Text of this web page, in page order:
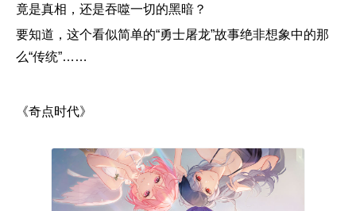
竟是真相，还是吞噬一切的黑暗？
要知道，这个看似简单的“勇士屠龙”故事绝非想象中的那
么“传统”……
《奇点时代》